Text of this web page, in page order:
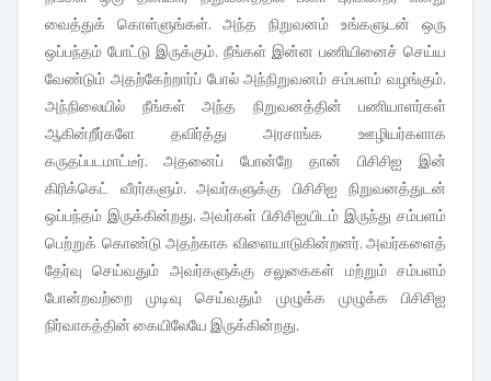
வைத்துக் கொள்ளுங்கள். அந்த நிறுவனம் உங்களுடன் ஒரு
ஒப்பந்தம் போட்டு இருக்கும். நீங்கள் இன்ன பணியினைச் செய்ய
வேண்டும் அதற்கேற்றார்ப் போல் அந்நிறுவனம் சம்பளம் வழங்கும்.
அந்நிலையில் நீங்கள் அந்த நிறுவனத்தின் பணியாளர்கள்
ஆகின்றீர்களே தவிர்த்து அரசாங்க ஊழியர்களாக
கருதப்படமாட்டீர். அதனைப் போன்றே தான் பிசிசிஐ இன்
கிரிக்கெட் வீரர்களும். அவர்களுக்கு பிசிசிஐ நிறுவனத்துடன்
ஒப்பந்தம் இருக்கின்றது. அவர்கள் பிசிசிஐயிடம் இருந்து சம்பளம்
பெற்றுக் கொண்டு அதற்காக விளையாடுகின்றனர். அவர்களைத்
தேர்வு செய்வதும் அவர்களுக்கு சலுகைகள் மற்றும் சம்பளம்
போன்றவற்றை முடிவு செய்வதும் முழுக்க முழுக்க பிசிசிஐ
நிர்வாகத்தின் கையிலேயே இருக்கின்றது.